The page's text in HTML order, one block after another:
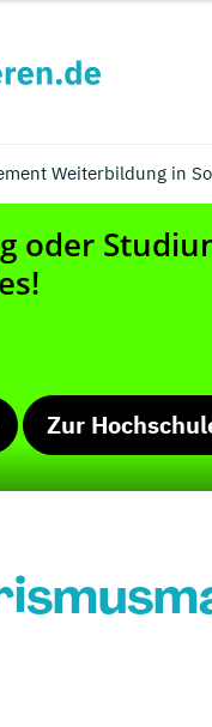
Weiterbildung in
Zur